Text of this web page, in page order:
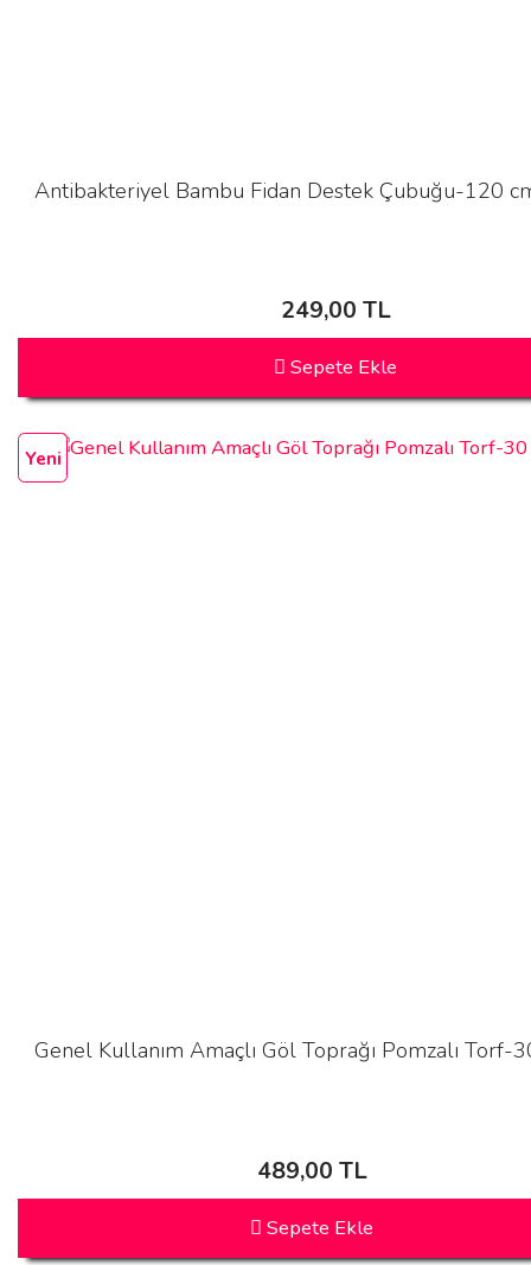
Antibakteriyel Bambu Fidan Destek Çubuğu-120
249,00 TL
Sepete Ekle
Yeni
Genel Kullanım Amaçlı Göl Toprağı Pomzalı Torf-
489,00 TL
Sepete Ekle